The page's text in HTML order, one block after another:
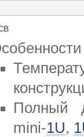
Полный
mini-1U,